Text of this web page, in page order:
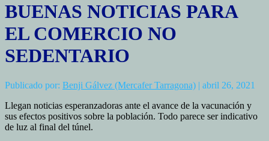
BUENAS NOTICIAS PARA
EL COMERCIO NO
SEDENTARIO
Publicado por: Benji Gálvez (Mercafer Tarragona) | abril 26, 2021
Llegan noticias esperanzadoras ante el avance de la vacunación y
sus efectos positivos sobre la población. Todo parece ser indicativo
de luz al final del túnel.